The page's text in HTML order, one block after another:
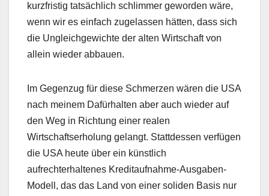
kurzfristig tatsächlich schlimmer geworden wäre,
wenn wir es einfach zugelassen hätten, dass sich
die Ungleichgewichte der alten Wirtschaft von
allein wieder abbauen.
Im Gegenzug für diese Schmerzen wären die USA
nach meinem Dafürhalten aber auch wieder auf
den Weg in Richtung einer realen
Wirtschaftserholung gelangt. Stattdessen verfügen
die USA heute über ein künstlich
aufrechterhaltenes Kreditaufnahme-Ausgaben-
Modell, das das Land von einer soliden Basis nur